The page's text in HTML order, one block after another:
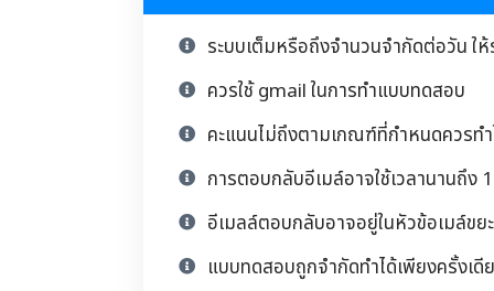
ระบบเต็มหรือถึงจำนวนจำกัดต่อวัน ใ
ควรใช้ gmail ในการทำแบบทดสอบ
คะแนนไม่ถึงตามเกณฑ์ที่กำหนดควรทำ
การตอบกลับอีเมล์อาจใช้เวลานานถึง
อีเมลล์ตอบกลับอาจอยู่ในหัวข้อเมล์ข
แบบทดสอบถูกจำกัดทำได้เพียงครั้งเดี